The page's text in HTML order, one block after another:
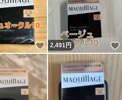
いいね！
2,491円